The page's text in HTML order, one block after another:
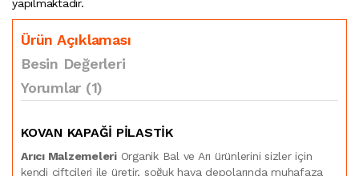
yapılmaktadır.
Ürün Açıklaması
Besin Değerleri
Yorumlar (1)
KOVAN KAPAĞİ PİLASTİK
Arıcı MalzemeleriOrganik Bal ve Arı ürünlerini sizler için
kendi çiftçileri ile üretir, soğuk hava depolarında muhafaza